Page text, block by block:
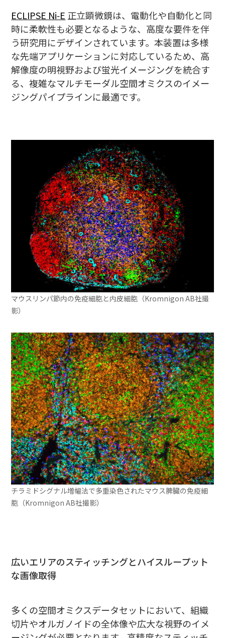
ECLIPSE Ni‑E 正立顕微鏡は、電動化や自動化と同
時に柔軟性も必要となるような、高度な要件を伴
う研究用にデザインされています。本装置は多様
な先端アプリケーションに対応しているため、高
解像度の明視野および蛍光イメージングを統合す
る、複雑なマルチモーダル空間オミクスのイメー
ジングパイプラインに最適です。
マウスリンパ節内の免疫細胞と内皮細胞（Kromnigon AB社撮
影）
チラミドシグナル増幅法で多重染色されたマウス脾臓の免疫細
胞（Kromnigon AB社撮影）
広いエリアのスティッチングとハイスループット
な画像取得
多くの空間オミクスデータセットにおいて、組織
切片やオルガノイドの全体像や広大な視野のイメ